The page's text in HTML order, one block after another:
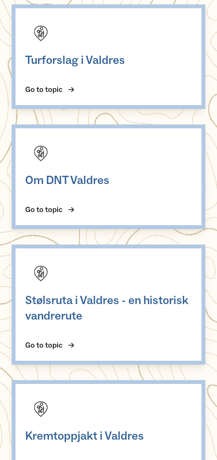
Turforslag i Valdres
Go to topic
Om DNT Valdres
Go to topic
Stølsruta i Valdres - en historisk
vandrerute
Go to topic
Kremtoppjakt i Valdres